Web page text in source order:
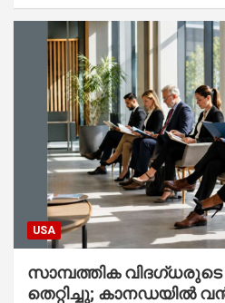
USA
സാമ്പത്തിക
തെറ്റിച്ചു; കാനഡയിൽ